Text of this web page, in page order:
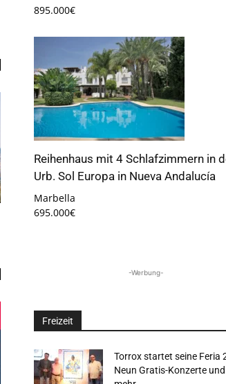
895.000€
Reihenhaus mit 4 Schlafzimmern in
Urb. Sol Europa in Nueva Andalucía
Marbella
695.000€
-Werbung-
Freizeit
Torrox startet seine Feria
Neun Gratis-Konzerte